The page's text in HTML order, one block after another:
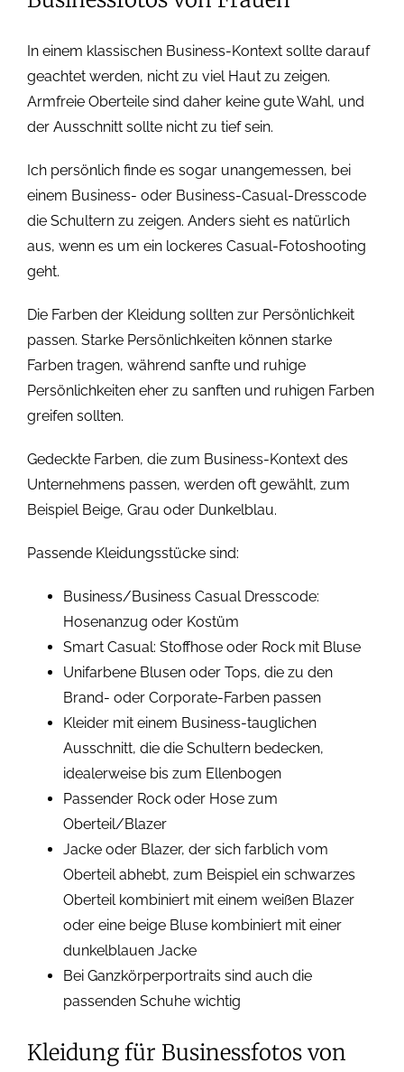
In einem klassischen Business-Kontext sollte darauf
geachtet werden, nicht zu viel Haut zu zeigen.
Armfreie Oberteile sind daher keine gute Wahl, und
der Ausschnitt sollte nicht zu tief sein.
Ich persönlich finde es sogar unangemessen, bei
einem Business- oder Business-Casual-Dresscode
die Schultern zu zeigen. Anders sieht es natürlich
aus, wenn es um ein lockeres Casual-Fotoshooting
geht.
Die Farben der Kleidung sollten zur Persönlichkeit
passen. Starke Persönlichkeiten können starke
Farben tragen, während sanfte und ruhige
Persönlichkeiten eher zu sanften und ruhigen Farben
greifen sollten.
Gedeckte Farben, die zum Business-Kontext des
Unternehmens passen, werden oft gewählt, zum
Beispiel Beige, Grau oder Dunkelblau.
Passende Kleidungsstücke sind:
Business/Business Casual Dresscode:
Hosenanzug oder Kostüm
Smart Casual: Stoffhose oder Rock mit Bluse
Unifarbene Blusen oder Tops, die zu den
Brand- oder Corporate-Farben passen
Kleider mit einem Business-tauglichen
Ausschnitt, die die Schultern bedecken,
idealerweise bis zum Ellenbogen
Passender Rock oder Hose zum
Oberteil/Blazer
Jacke oder Blazer, der sich farblich vom
Oberteil abhebt, zum Beispiel ein schwarzes
Oberteil kombiniert mit einem weißen Blazer
oder eine beige Bluse kombiniert mit einer
dunkelblauen Jacke
Bei Ganzkörperportraits sind auch die
passenden Schuhe wichtig
Kleidung für Businessfotos von